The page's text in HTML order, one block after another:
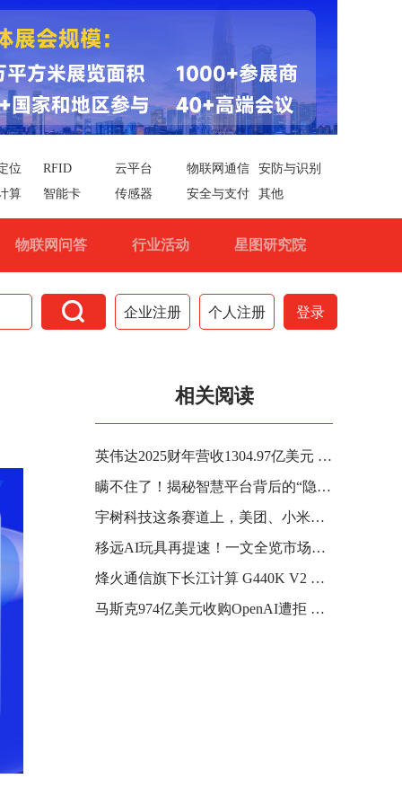
位 RFID 云平台 物联网通信
安防与识别
算
智能卡 传感器 安全与支付 其他
物联网问答 行业活动 星图研究院
 企业注册 个人注册 登录
相关阅读
英伟达2025财年营收1304.97亿美元 同比增长114%
瞒不住了！揭秘智慧平台背后的“隐形大脑”DeepSeek ——原来这些AI智能应用，都是它干的！
宇树科技这条赛道上，美团、小米、比亚迪、蚂蚁金服均已出手！
移远AI玩具再提速！一文全览市场创新模式
烽火通信旗下长江计算 G440K V2 服务器实现 DeepSeek 系列模型推理适配和优化
马斯克974亿美元收购OpenAI遭拒 与创始人公开互怼